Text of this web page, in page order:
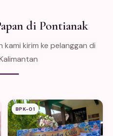
di Pontianak
kirim ke pelanggan di
BPK-01